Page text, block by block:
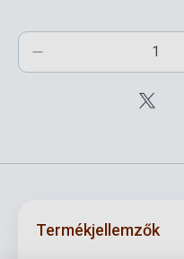
Termékjellemzők